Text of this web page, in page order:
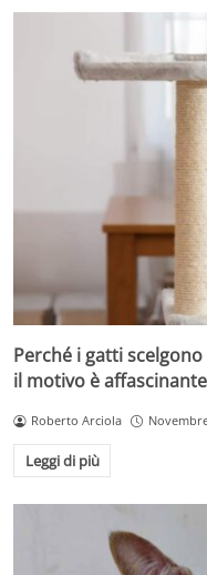
Perché i gatti
il motivo è
Roberto Arciola
Leggi di più